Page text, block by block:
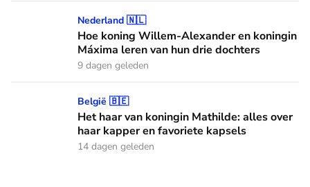
Hoe koning Willem-Alexander en koningin Máxima leren
Nederland 🇳🇱
Hoe koning Willem-Alexander en koningin
Máxima leren van hun drie dochters
9 dagen geleden
Het haar van koningin Mathilde: alles over haar kapper en
België 🇧🇪
Het haar van koningin Mathilde: alles over
haar kapper en favoriete kapsels
14 dagen geleden